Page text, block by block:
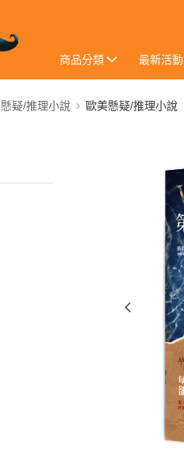
商品分類 最新活動
懸疑/推理小說 歐美懸疑/推理小說